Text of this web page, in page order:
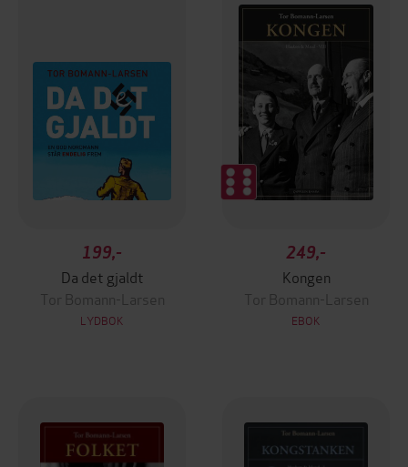
199,-
Da det gjaldt
Tor Bomann-Larsen
LYDBOK
249,-
Kongen
Tor Bomann-Larsen
EBOK